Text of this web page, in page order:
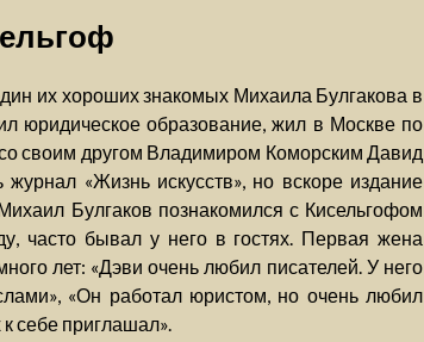
их хороших знакомых Михаила Булгакова в
юридическое образование, жил в Москве по
своим другом Владимиром Коморским Давид
«Жизнь искусств», но вскоре издание
Булгаков познакомился с Кисельгофом
часто бывал у него в гостях. Первая жена
лет: «Дэви очень любил писателей. У него
«Он работал юристом, но очень любил
себе приглашал».